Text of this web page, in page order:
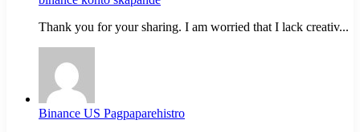
Thank you for your sharing. I am worried that I lack creativ...
Binance US Pagpaparehistro